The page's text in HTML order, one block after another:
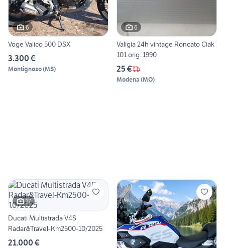
6
Voge Valico 500 DSX
3.300 €
Montignoso(MS)
6
Valigia 24h vintage Roncato Ciak
101 orig. 1990
25 €
Modena (MO)
17
Ducati Multistrada V4S
Radar&Travel-Km2500-10/2025
21.000 €